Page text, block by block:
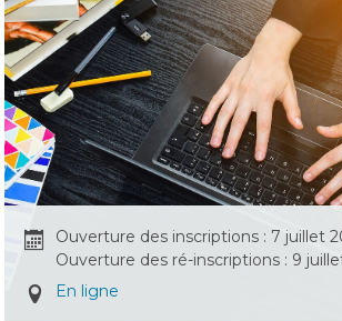
Ouverture des inscriptions : 7 juillet
Ouverture des ré-inscriptions : 9
En ligne